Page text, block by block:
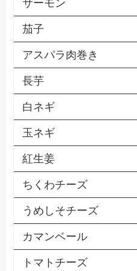
サーモン
茄子
アスパラ肉巻き
長芋
白ネギ
玉ネギ
紅生姜
ちくわチーズ
うめしそチーズ
カマンベール
トマトチーズ